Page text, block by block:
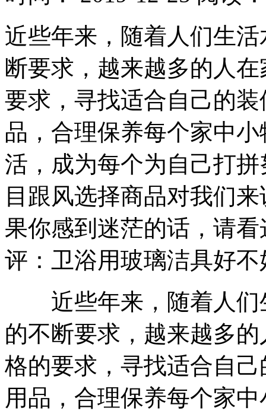
近些年来，随着人们生
断要求，越来越多的人
要求，寻找适合自己的
品，合理保养每个家中
活，成为每个为自己打
目跟风选择商品对我们
果你感到迷茫的话，请
评：卫浴用玻璃洁具好不
近些年来，随着人们
的不断要求，越来越多
格的要求，寻找适合自
用品，合理保养每个家